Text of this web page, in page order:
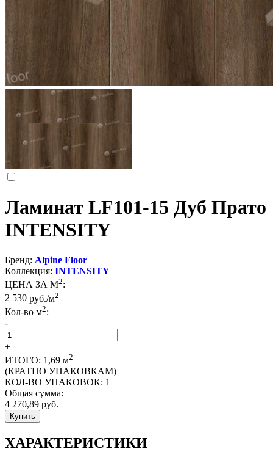
Ламинат LF101-15 Дуб Прато
INTENSITY
Бренд: Alpine Floor
Коллекция: INTENSITY
ЦЕНА ЗА М2:
2 530 руб./м2
Кол-во м2:
-
+
ИТОГО: 1,69 м2
(КРАТНО УПАКОВКАМ)
КОЛ-ВО УПАКОВОК: 1
Общая сумма:
4 270,89 руб.
Купить
ХАРАКТЕРИСТИКИ